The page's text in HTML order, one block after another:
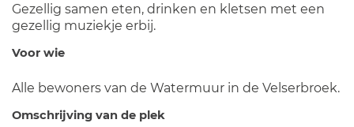
Gezellig samen eten, drinken en kletsen met een
gezellig muziekje erbij.
Voor wie
Alle bewoners van de Watermuur in de Velserbroek.
Omschrijving van de plek